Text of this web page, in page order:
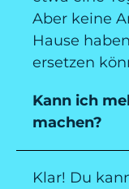
Aber keine
Hause
ersetzen
Kann ich
machen?
Klar! Du